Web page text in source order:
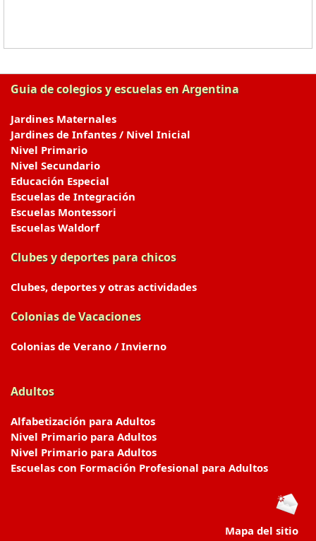
Guia de colegios y escuelas en Argentina
Jardines Maternales
Jardines de Infantes / Nivel Inicial
Nivel Primario
Nivel Secundario
Educación Especial
Escuelas de Integración
Escuelas Montessori
Escuelas Waldorf
Clubes y deportes para chicos
Clubes, deportes y otras actividades
Colonias de Vacaciones
Colonias de Verano / Invierno
Adultos
Alfabetización para Adultos
Nivel Primario para Adultos
Nivel Primario para Adultos
Escuelas con Formación Profesional para Adultos
Mapa del sitio